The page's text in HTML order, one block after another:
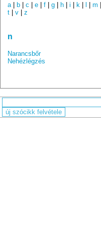
a| b |c |e |f |g h |i k |m
t |v |z
n
Narancsbőr
Nehézlégzés